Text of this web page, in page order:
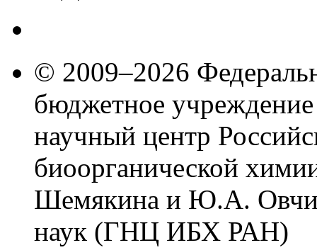
© 2009–2026
бюджетное
научный центр
биоорганической
Шемякина и Ю.А.
наук (ГНЦ ИБХ РАН)